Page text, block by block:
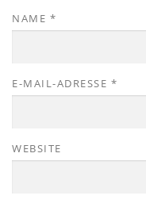
NAME *
E-MAIL-ADRESSE *
WEBSITE